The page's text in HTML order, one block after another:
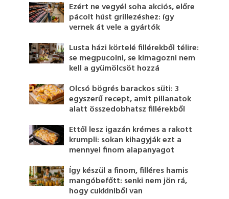
Ezért ne vegyél soha akciós, előre
pácolt húst grillezéshez: így
vernek át vele a gyártók
Lusta házi körtelé fillérekből télire:
se megpucolni, se kimagozni nem
kell a gyümölcsöt hozzá
Olcsó bögrés barackos süti: 3
egyszerű recept, amit pillanatok
alatt összedobhatsz fillérekből
Ettől lesz igazán krémes a rakott
krumpli: sokan kihagyják ezt a
mennyei finom alapanyagot
Így készül a finom, filléres hamis
mangóbefőtt: senki nem jön rá,
hogy cukkiniből van